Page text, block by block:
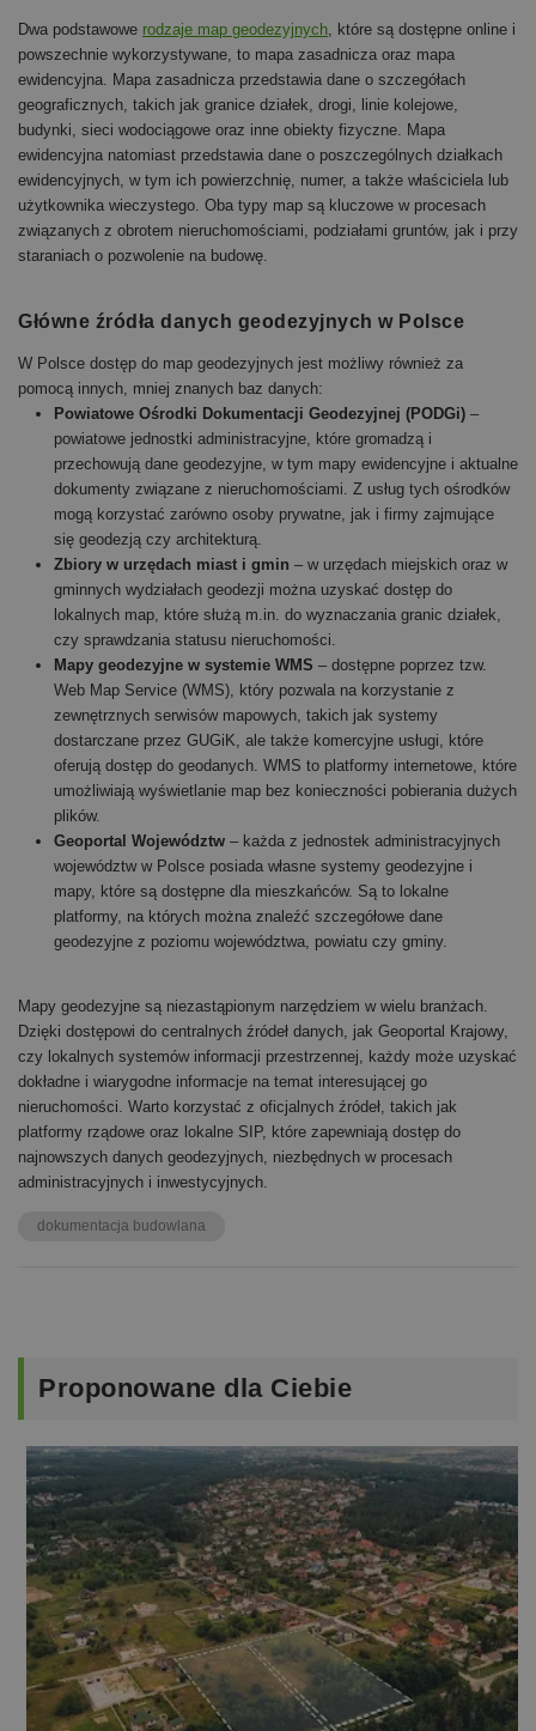
Dwa podstawowe rodzaje map geodezyjnych, które są dostępne online i
powszechnie wykorzystywane, to mapa zasadnicza oraz mapa
ewidencyjna. Mapa zasadnicza przedstawia dane o szczegółach
geograficznych, takich jak granice działek, drogi, linie kolejowe,
budynki, sieci wodociągowe oraz inne obiekty fizyczne. Mapa
ewidencyjna natomiast przedstawia dane o poszczególnych działkach
ewidencyjnych, w tym ich powierzchnię, numer, a także właściciela lub
użytkownika wieczystego. Oba typy map są kluczowe w procesach
związanych z obrotem nieruchomościami, podziałami gruntów, jak i przy
staraniach o pozwolenie na budowę​.
Główne źródła danych geodezyjnych w Polsce
W Polsce dostęp do map geodezyjnych jest możliwy również za
pomocą innych, mniej znanych baz danych:
Powiatowe Ośrodki Dokumentacji Geodezyjnej (PODGi) –
powiatowe jednostki administracyjne, które gromadzą i
przechowują dane geodezyjne, w tym mapy ewidencyjne i aktualne
dokumenty związane z nieruchomościami. Z usług tych ośrodków
mogą korzystać zarówno osoby prywatne, jak i firmy zajmujące
się geodezją czy architekturą.
Zbiory w urzędach miast i gmin – w urzędach miejskich oraz w
gminnych wydziałach geodezji można uzyskać dostęp do
lokalnych map, które służą m.in. do wyznaczania granic działek,
czy sprawdzania statusu nieruchomości.
Mapy geodezyjne w systemie WMS – dostępne poprzez tzw.
Web Map Service (WMS), który pozwala na korzystanie z
zewnętrznych serwisów mapowych, takich jak systemy
dostarczane przez GUGiK, ale także komercyjne usługi, które
oferują dostęp do geodanych. WMS to platformy internetowe, które
umożliwiają wyświetlanie map bez konieczności pobierania dużych
plików.
Geoportal Województw – każda z jednostek administracyjnych
województw w Polsce posiada własne systemy geodezyjne i
mapy, które są dostępne dla mieszkańców. Są to lokalne
platformy, na których można znaleźć szczegółowe dane
geodezyjne z poziomu województwa, powiatu czy gminy​.
Mapy geodezyjne są niezastąpionym narzędziem w wielu branżach.
Dzięki dostępowi do centralnych źródeł danych, jak Geoportal Krajowy,
czy lokalnych systemów informacji przestrzennej, każdy może uzyskać
dokładne i wiarygodne informacje na temat interesującej go
nieruchomości. Warto korzystać z oficjalnych źródeł, takich jak
platformy rządowe oraz lokalne SIP, które zapewniają dostęp do
najnowszych danych geodezyjnych, niezbędnych w procesach
administracyjnych i inwestycyjnych.
dokumentacja budowlana
Proponowane dla Ciebie